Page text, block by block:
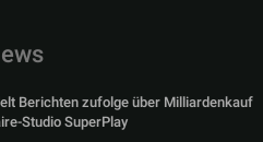
Berichten zufolge über Milliardenkauf
Studio SuperPlay